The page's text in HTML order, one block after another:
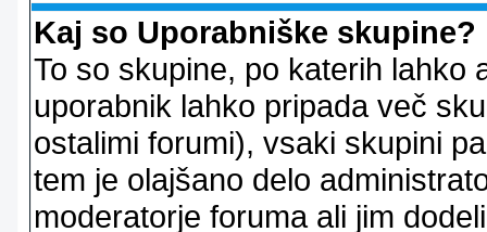
Kaj so Uporabniške skupine?
To so skupine, po katerih lahko
uporabnik lahko pripada več
ostalimi forumi), vsaki skupini
tem je olajšano delo
moderatorje foruma ali jim